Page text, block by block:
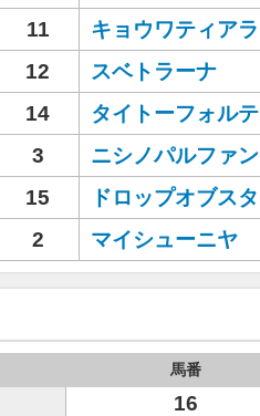
11 キョウワティアラ
12 スベトラーナ
14 タイトーフォルテ
3 ニシノパルファン
15 ドロップオブス
2 マイシューニヤ
馬番
16